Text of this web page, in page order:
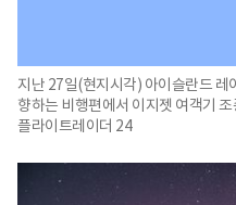
지난 27일(현지시각) 아이슬란드 레
향하는 비행편에서 이지젯 여객기
플라이트레이더 24